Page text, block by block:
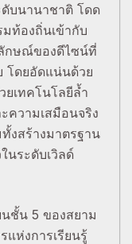
บนานาชาติ โดด
ท้องถิ่นเข้ากับ
กษณ์ของดีไซน์ที่
โดยอัดแน่นด้วย
ยเทคโนโลยีล้ำ
วามเสมือนจริง
งสร้างมาตรฐาน
ระดับเวิลด์
ชั้น 5 ของสยาม
ห่งการเรียนรู้